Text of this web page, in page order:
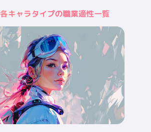
各キャラタイプの職業適性一覧